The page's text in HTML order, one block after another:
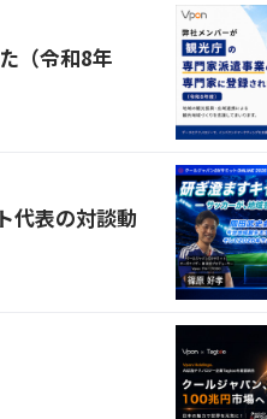
（令和8年
代表の対談動